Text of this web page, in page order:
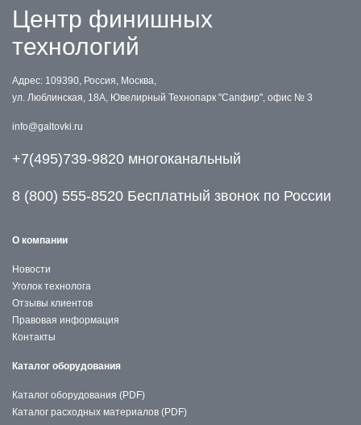
Центр финишных
технологий
Адрес: 109390, Россия, Москва,
ул. Люблинская, 18А, Ювелирный Технопарк "Сапфир", офис № 3
info@galtovki.ru
+7(495)739-9820 многоканальный
8 (800) 555-8520 Бесплатный звонок по России
О компании
Новости
Уголок технолога
Отзывы клиентов
Правовая информация
Контакты
Каталог оборудования
Каталог оборудования (PDF)
Каталог расходных материалов (PDF)